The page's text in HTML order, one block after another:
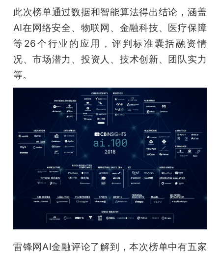
课
活
心
GAIR
专
题
此次榜单通过数据和智能算法得出结论，涵盖
AI在网络安全、物联网、金融科技、医疗保障
等26个行业的应用，评判标准囊括融资情
况、市场潜力、投资人、技术创新、团队实力
等。
雷锋网AI金融评论了解到，本次榜单中有五家